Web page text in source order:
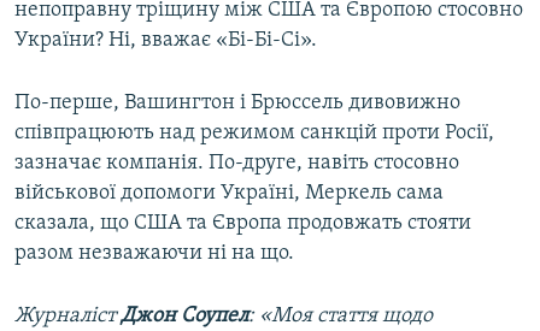
непоправну тріщину між США та Європою стосовно
України? Ні, вважає «Бі-Бі-Сі».
По-перше, Вашингтон і Брюссель дивовижно
співпрацюють над режимом санкцій проти Росії,
зазначає компанія. По-друге, навіть стосовно
військової допомоги Україні, Меркель сама
сказала, що США та Європа продовжать стояти
разом незважаючи ні на що.
ЖурналістДжон Соупел: «Моя стаття щодо